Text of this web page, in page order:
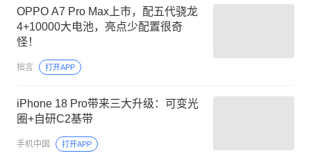
OPPO A7 Pro Max上市，配五代骁龙
4+10000大电池，亮点少配置很奇
怪！
拙言 打开APP
iPhone 18 Pro带来三大升级：可变光
圈+自研C2基带
手机中国 打开APP